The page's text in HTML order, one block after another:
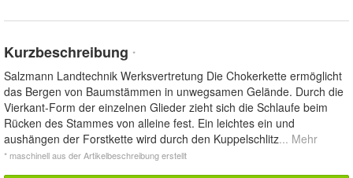
Kurzbeschreibung *
Salzmann Landtechnik Werksvertretung Die Chokerkette ermöglicht
das Bergen von Baumstämmen in unwegsamen Gelände. Durch die
Vierkant-Form der einzelnen Glieder zieht sich die Schlaufe beim
Rücken des Stammes von alleine fest. Ein leichtes ein und
aushängen der Forstkette wird durch den Kuppelschlitz... Mehr
* maschinell aus der Artikelbeschreibung erstellt